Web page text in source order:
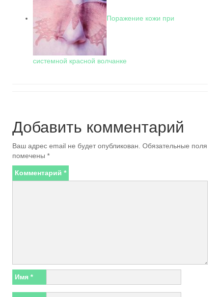
Поражение кожи при
системной красной волчанке
Добавить комментарий
Ваш адрес email не будет опубликован. Обязательные поля
помечены *
Комментарий *
Имя *